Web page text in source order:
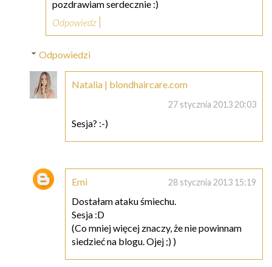
pozdrawiam serdecznie :)
Odpowiedz
Odpowiedzi
Natalia | blondhaircare.com
27 stycznia 2013 20:03
Sesja? :-)
Emi 28 stycznia 2013 15:19
Dostałam ataku śmiechu.
Sesja :D
(Co mniej więcej znaczy, że nie powinnam
siedzieć na blogu. Ojej ;) )